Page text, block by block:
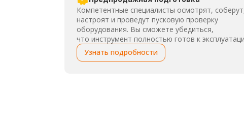
Компетентные специалисты осмотрят,
настроят и проведут пусковую проверку
оборудования. Вы сможете убедиться,
что инструмент полностью готов к
Узнать подробности